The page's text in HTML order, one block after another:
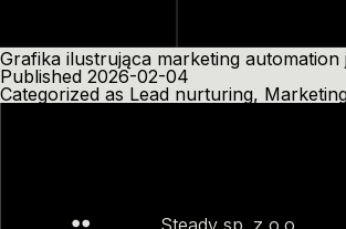
Grafika ilustrująca marketing
Published 2026-02-04
Categorized as Lead nurturing,
Steady sp. z o.o.